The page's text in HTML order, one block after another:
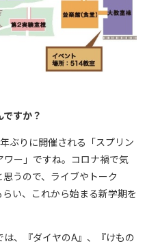
すか？
ぶりに開催される「スプリン
ー」ですね。コロナ禍で気
うので、ライブやトーク
い、これから始まる新学期を
、『ダイヤのA』、『けもの